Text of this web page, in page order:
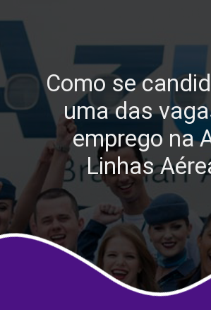
Como se
uma das
emprego na
Linhas